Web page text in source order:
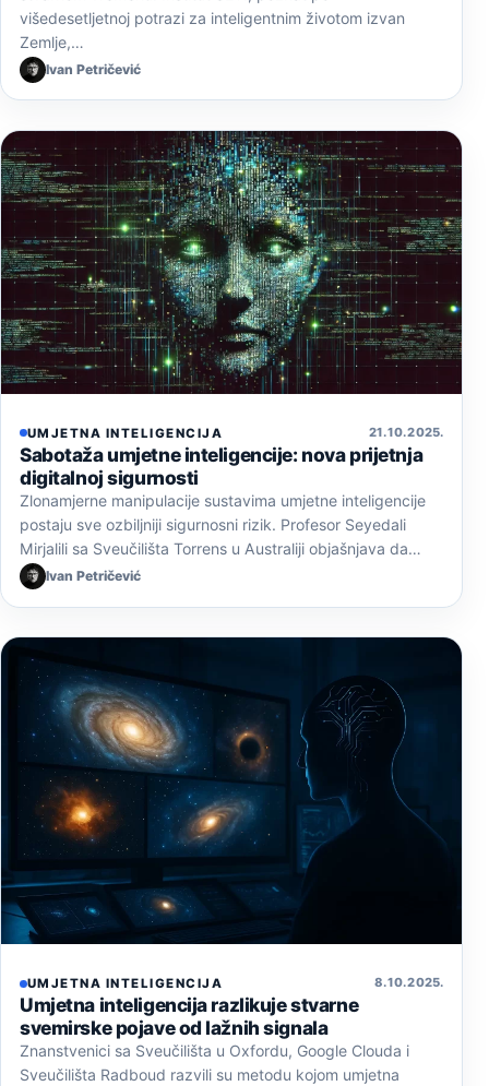
višedesetljetnoj potrazi za inteligentnim životom izvan
Zemlje,…
Ivan Petričević
UMJETNA INTELIGENCIJA 21. 10. 2025.
Sabotaža umjetne inteligencije: nova prijetnja
digitalnoj sigurnosti
Zlonamjerne manipulacije sustavima umjetne inteligencije
postaju sve ozbiljniji sigurnosni rizik. Profesor Seyedali
Mirjalili sa Sveučilišta Torrens u Australiji objašnjava da…
Ivan Petričević
UMJETNA INTELIGENCIJA 8. 10. 2025.
Umjetna inteligencija razlikuje stvarne
svemirske pojave od lažnih signala
Znanstvenici sa Sveučilišta u Oxfordu, Google Clouda i
Sveučilišta Radboud razvili su metodu kojom umjetna